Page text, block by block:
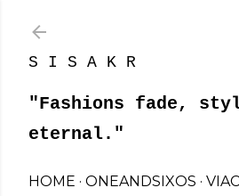
S I S A K R
"Fashions fade,
eternal."
HOME ONEANDSIXOS